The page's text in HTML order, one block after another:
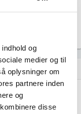
og
medier og til
oplysninger om
partnere inden
og
disse
12